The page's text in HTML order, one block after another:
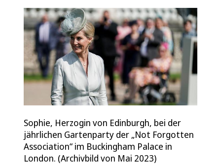
Sophie, Herzogin von Edinburgh, bei der
jährlichen Gartenparty der „Not Forgotten
Association“ im Buckingham Palace in
London. (Archivbild von Mai 2023)